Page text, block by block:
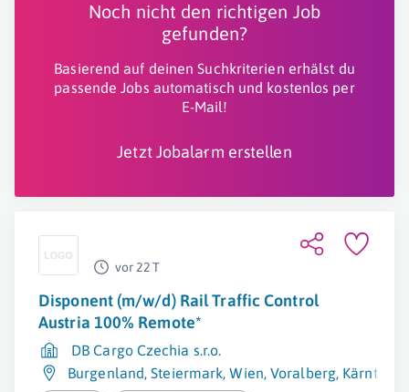
Noch nicht den richtigen Job
gefunden?
Basierend auf deinen Suchkriterien erhälst du
passende Jobs automatisch und kostenlos per
E-Mail!
Jetzt Jobalarm erstellen
vor 22 T
Disponent (m/w/d) Rail Traffic Control
Austria 100% Remote*
DB Cargo Czechia s.r.o.
Burgenland,Steiermark,Wien,Voralberg, Kärnten